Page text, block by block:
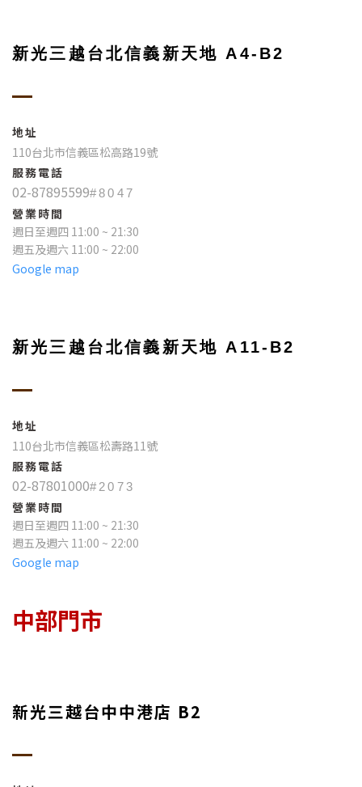
新光三越台北信義新天地 A4-B2
地址
110台北市信義區松高路19號
服務電話
02-87895599#8047
營業時間
週日至週四 11:00 ~ 21:30
週五及週六 11:00 ~ 22:00
Google map
新光三越台北信義新天地 A11-B2
地址
110台北市信義區松壽路11號
服務電話
02-87801000#2073
營業時間
週日至週四 11:00 ~ 21:30
週五及週六 11:00 ~ 22:00
Google map
中部門市
新光三越台中中港店 B2